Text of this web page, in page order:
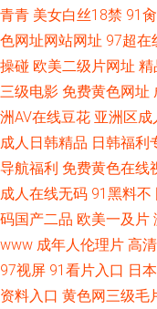
青青 美女白丝18禁 91
色网址网站网址 97超在
操碰 欧美二级片网址 精
三级电影 免费黄色网址
洲AV在线豆花 亚洲区成
成人日韩精品 日韩福利
导航福利 免费黄色在线
成人在线无码 91黑料不
码国产二品 欧美一及片
www 成年人伦理片 高
97视屏 91看片入口 日
资料入口 黄色网三级毛